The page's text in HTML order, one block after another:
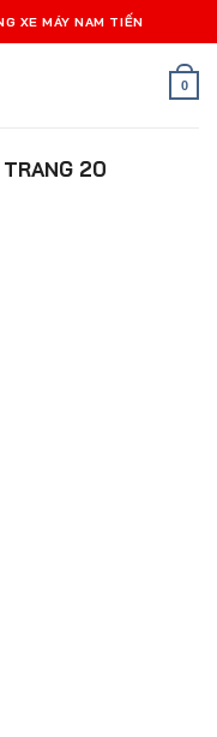
XE MÁY NAM TIẾN
0
TRANG 20